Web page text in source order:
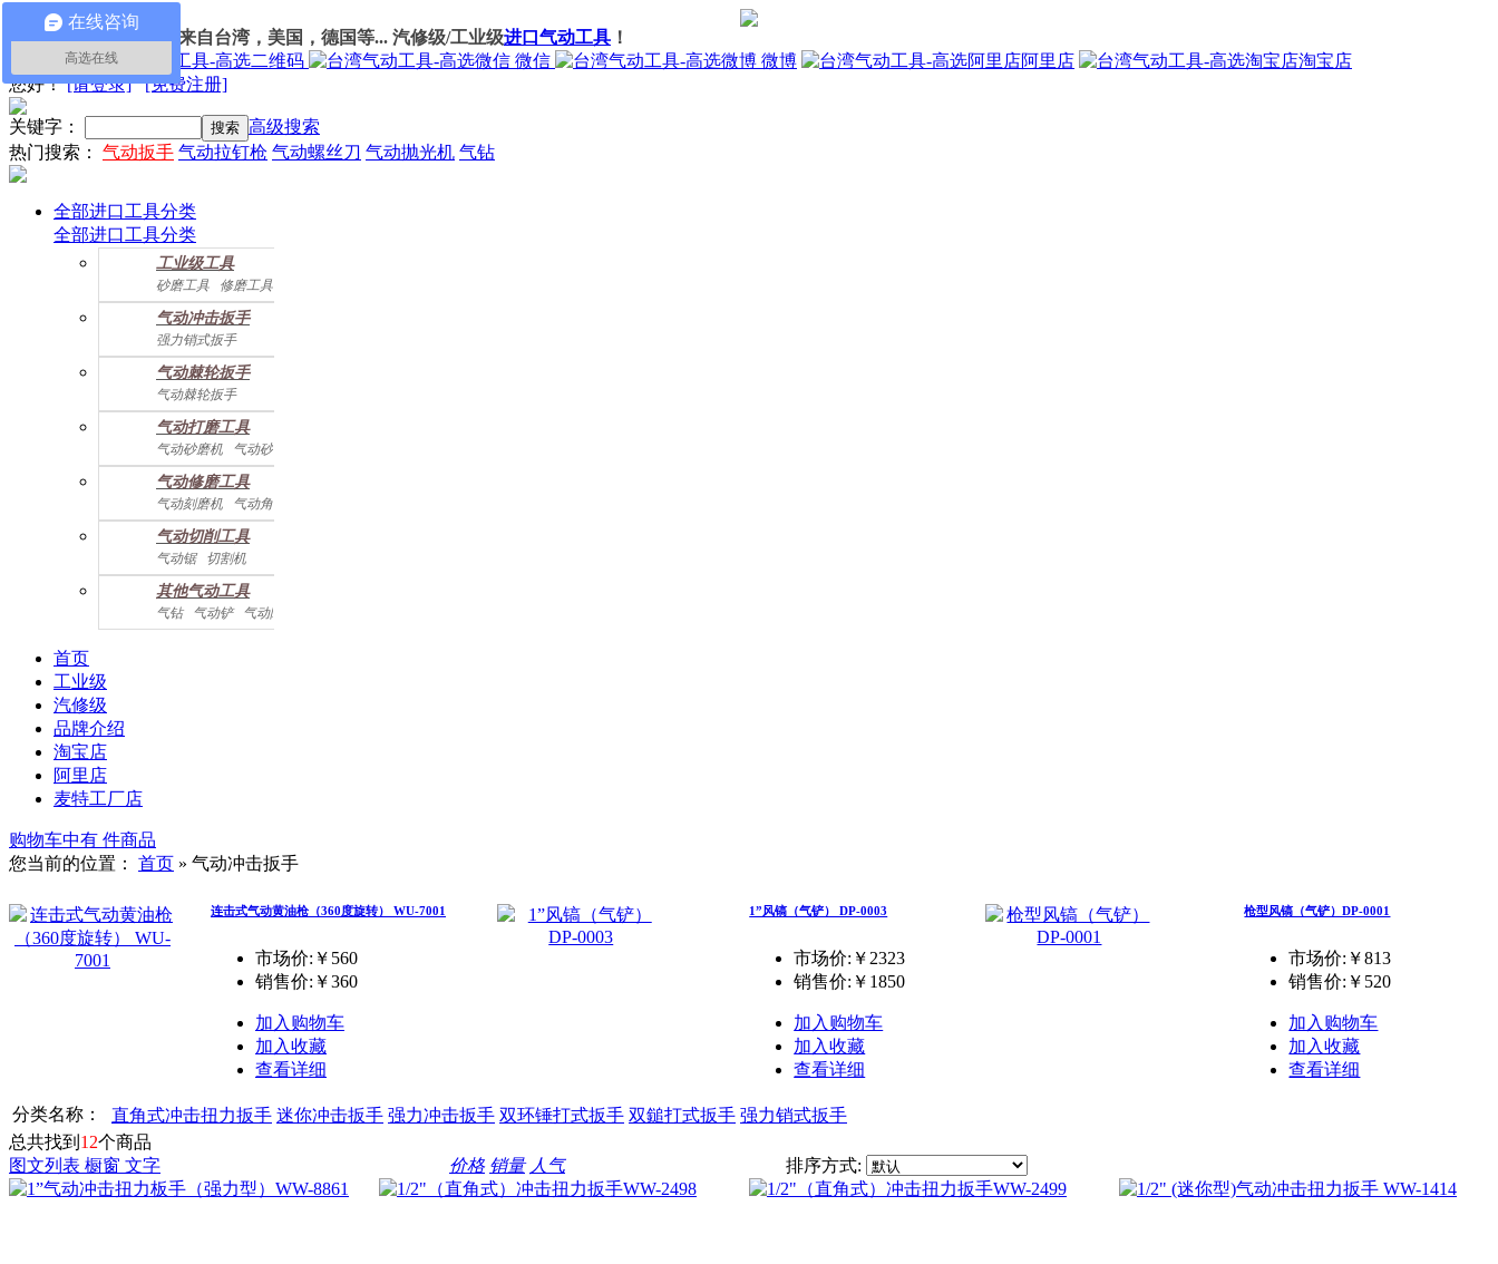
100%进口气动工具： 来自台湾，美国，德国等... 汽修级/工业级进口气动工具 ！
我的订单
微信 微博 阿里店
淘宝店
您好！[请登录] [免费注册]
关键字：
高级搜索
热门搜索： 气动扳手 气动拉钉枪 气动螺丝刀 气动抛光机 气钻
全部进口工具分类
全部进口工具分类
工业级工具
砂磨工具
修磨工具
建筑工具 气动螺丝起子
气动配件
气动冲击扳手
强力销式扳手
双鎚打式扳手
双环锤打式扳手
强力冲击扳手
迷你冲击扳手
直角式冲击扭力扳手
气动棘轮扳手
气动棘轮扳手
迷你棘轮扳手
气动打磨工具
气动砂磨机
气动砂带机
气动抛光机 胎磨/除胶机
气动修磨工具
气动刻磨机 气动角磨机
气动切削工具
气动锯 切割机
气动曲线剪
其他气动工具
气钻 气动铲 气动除锈机
气动拉钉机 气动喷漆枪
首页
工业级
汽修级
品牌介绍
淘宝店
阿里店
麦特工厂店
购物车中有 件商品
您当前的位置： 首页 » 气动冲击扳手
连击式气动黄油枪（360度旋转） WU-7001
市场价:￥560
销售价: ￥360
加入购物车
加入收藏
查看详细
1”风镐（气铲） DP-0003
市场价:￥2323
销售价: ￥1850
加入购物车
加入收藏
查看详细
枪型风镐（气铲）DP-0001
市场价:￥813
销售价: ￥520
加入购物车
加入收藏
查看详细
分类名称： 直角式冲击扭力扳手 迷你冲击扳手 强力冲击扳手 双环锤打式扳手 双鎚打式扳手 强力销式扳手
总共找到 12个商品
图文列表 橱窗 文字 价格 销量 人气 排序方式:
在线咨询
高选在线